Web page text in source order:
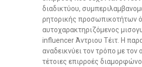
διαδικτύου,
ρητορικής προσωπικοτήτων
αυτοχαρακτηριζόμενος
influencer Άντριου Τέιτ. Η
αναδεικνύει τον τρόπο με τον
τέτοιες επιρροές